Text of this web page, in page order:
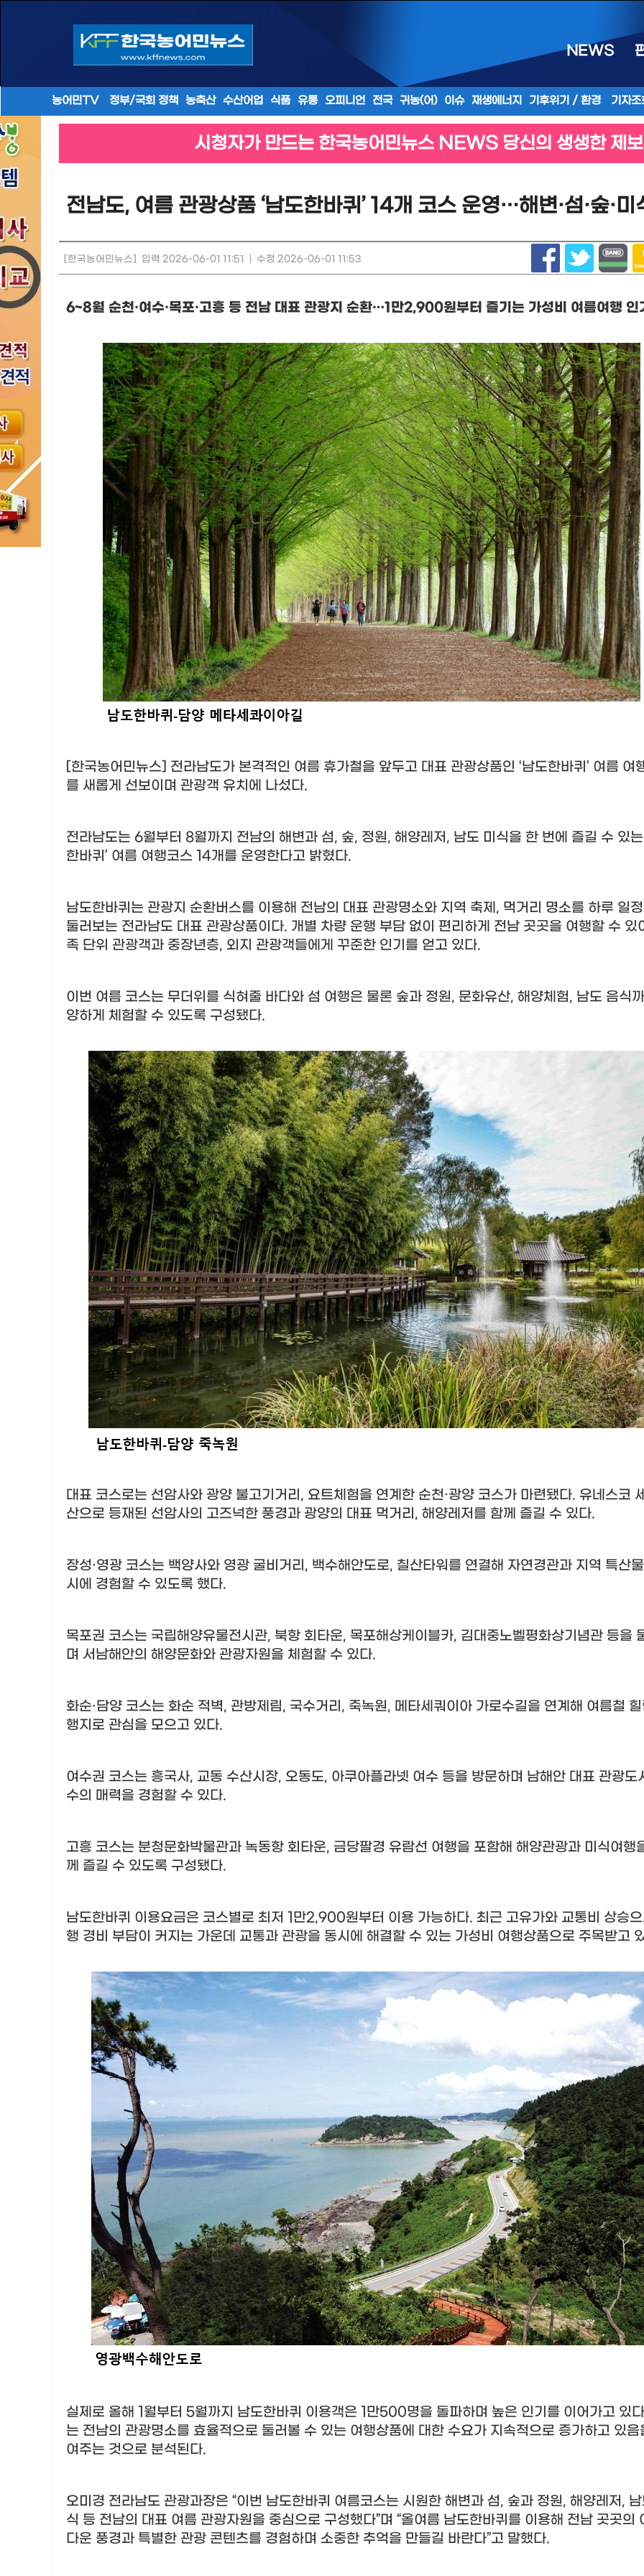
NEWS
농어민TV 정부/국회 정책 농축산 수산어업 식품 유통 오피니언 전국 귀농(어) 이슈 재생에너지 기후위기 / 환경 기자조
시청자가 만드는 한국농어민뉴스 NEWS 당신의 생생한 제
전남도, 여름 관광상품 ‘남도한바퀴’ 14개 코스 운영…해변·섬·숲·
[한국농어민뉴스] 입력 2026-06-01 11:51 수정 2026-06-01 11:53
6~8월 순천·여수·목포·고흥 등 전남 대표 관광지 순환…1 만2,900원부터 즐기는 가성비 여름여행 인
[한국농어민뉴스] 전라남도가 본격적인 여름 휴가철을 앞두고 대표 관광상품인 ‘남도한바퀴 ’ 여름 여
를 새롭게 선보이며 관광객 유치에 나섰다.
전라남도는 6월부터 8월까지 전남의 해변과 섬, 숲, 정원, 해양레저, 남도 미식을 한 번에 즐길 수 있
한바퀴 ’ 여름 여행코스 14개를 운영한다고 밝혔다.
남도한바퀴는 관광지 순환버스를 이용해 전남의 대표 관광명소와 지역 축제 , 먹거리 명소를 하루 일
둘러보는 전라남도 대표 관광상품이다. 개별 차량 운행 부담 없이 편리하게 전남 곳곳을 여행할 수 있
족 단위 관광객과 중장년층, 외지 관광객들에게 꾸준한 인기를 얻고 있다.
이번 여름 코스는 무더위를 식혀줄 바다와 섬 여행은 물론 숲과 정원, 문화유산, 해양체험, 남도 음식
양하게 체험할 수 있도록 구성됐다.
대표 코스로는 선암사와 광양 불고기거리 , 요트체험을 연계한 순천·광양 코스가 마련됐다. 유네스코
산으로 등재된 선암사의 고즈넉한 풍경과 광양의 대표 먹거리 , 해양레저를 함께 즐길 수 있다.
장성·영광 코스는 백양사와 영광 굴비거리 , 백수해안도로, 칠산타워를 연결해 자연경관과 지역 특산
시에 경험할 수 있도록 했다.
목포권 코스는 국립해양유물전시관, 북항 회타운, 목포해상케이블카, 김대중노벨평화상기념관 등을
며 서남해안의 해양문화와 관광자원을 체험할 수 있다.
화순·담양 코스는 화순 적벽, 관방제림, 국수거리 , 죽녹원, 메타세쿼이아 가로수길을 연계해 여름철
행지로 관심을 모으고 있다.
여수권 코스는 흥국사, 교동 수산시장, 오동도, 아쿠아플라넷 여수 등을 방문하며 남해안 대표 관광도
수의 매력을 경험할 수 있다.
고흥 코스는 분청문화박물관과 녹동항 회타운, 금당팔경 유람선 여행을 포함해 해양관광과 미식여행
께 즐길 수 있도록 구성됐다.
남도한바퀴 이용요금은 코스별로 최저 1 만2,900원부터 이용 가능하다. 최근 고유가와 교통비 상승
행 경비 부담이 커지는 가운데 교통과 관광을 동시에 해결할 수 있는 가성비 여행상품으로 주목받고
실제로 올해 1 월부터 5월까지 남도한바퀴 이용객은 1 만500명을 돌파하며 높은 인기를 이어가고 있다
는 전남의 관광명소를 효율적으로 둘러볼 수 있는 여행상품에 대한 수요가 지속적으로 증가하고 있음
여주는 것으로 분석된다.
오미경 전라남도 관광과장은 “이번 남도한바퀴 여름코스는 시원한 해변과 섬, 숲과 정원, 해양레저,
식 등 전남의 대표 여름 관광자원을 중심으로 구성했다”며 “올여름 남도한바퀴를 이용해 전남 곳곳의
다운 풍경과 특별한 관광 콘텐츠를 경험하며 소중한 추억을 만들길 바란다”고 말했다.